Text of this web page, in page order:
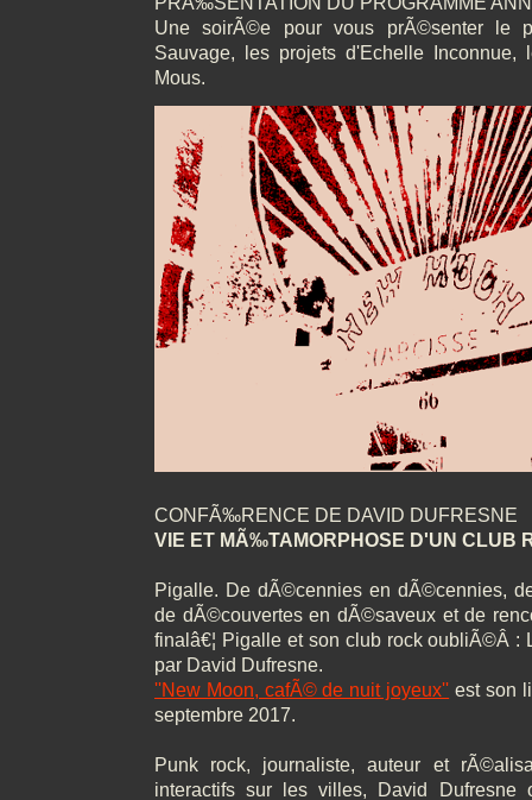
Une soirÃ©e pour vous prÃ©senter le
Sauvage, les projets d'Echelle Inconnue,
Mous.
CONFÃ‰RENCE DE DAVID DUFRESNE
VIE ET MÃ‰TAMORPHOSE D'UN CLUB
Pigalle. De dÃ©cennies en dÃ©cennies,
de dÃ©couvertes en dÃ©saveux et de
finalâ€¦ Pigalle et son club rock oubliÃ©Â :
par David Dufresne.
''New Moon, cafÃ© de nuit joyeux'' est son
septembre 2017.
Punk rock, journaliste, auteur et
interactifs sur les villes, David Dufresne